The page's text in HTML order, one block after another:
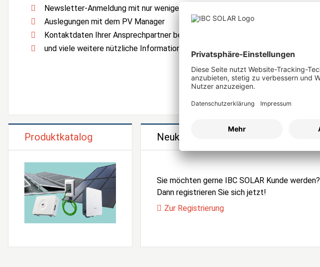
Newsletter-Anmeldung mit nur wenigen Klicks
Auslegungen mit dem PV Manager
Kontaktdaten Ihrer Ansprechpartner bei IBC SOLAR
und viele weitere nützliche Informationen und Services
Produktkatalog Neukunden Registrierung
Sie möchten gerne IBC SOLAR Kunde werden?
Dann registrieren Sie sich jetzt!
Zur Registrierung